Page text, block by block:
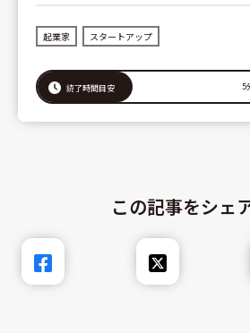
起業家 スタートアップ
読了時間目安 5
この記事をシェ